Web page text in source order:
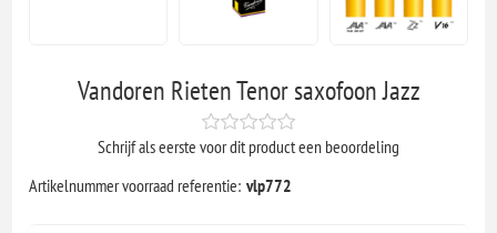
Vandoren Rieten Tenor saxofoon Jazz
Schrijf als eerste voor dit product een beoordeling
Artikelnummer voorraad referentie: vlp772